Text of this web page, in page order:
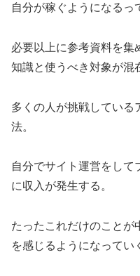
自分が稼ぐようになるっ
必要以上に参考資料を集
知識と使うべき対象が混
多くの人が挑戦している
法。
自分でサイト運営をして
に収入が発生する。
たったこれだけのことが
を感じるようになってい